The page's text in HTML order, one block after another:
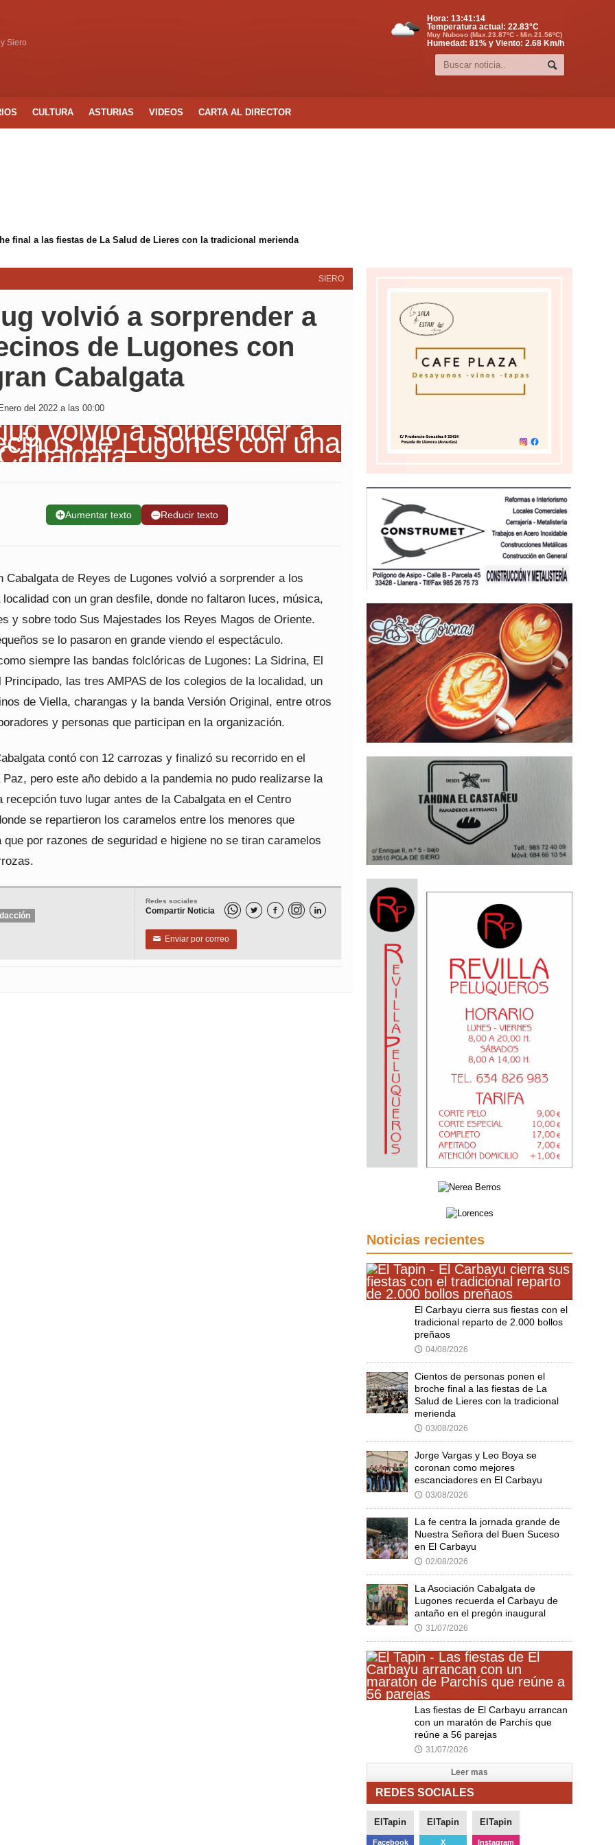
Siero
Hora: 13:41:15
Temperatura actual: 22.83°C
Muy Nuboso (Max.23.87ºC - Min.21.56ºC)
Humedad: 81% y Viento: 2.68 Km/h
CULTURA ASTURIAS VIDEOS CARTA AL DIRECTOR
final a las fiestas de La Salud de Lieres con la tradicional merienda
SIERO
volvió a sorprender a
de Lugones con
Cabalgata
del 2022 a las 00:00
➕Aumentar texto ➖Reducir texto
Cabalgata de Reyes de Lugones volvió a sorprender a los
con un gran desfile, donde no faltaron luces, música,
y sobre todo Sus Majestades los Reyes Magos de Oriente.
se lo pasaron en grande viendo el espectáculo.
siempre las bandas folclóricas de Lugones: La Sidrina, El
Principado, las tres AMPAS de los colegios de la localidad, un
de Viella, charangas y la banda Versión Original, entre otros
y personas que participan en la organización.
contó con 12 carrozas y finalizó su recorrido en el
Paz, pero este año debido a la pandemia no pudo realizarse la
recepción tuvo lugar antes de la Cabalgata en el Centro
se repartieron los caramelos entre los menores que
por razones de seguridad e higiene no se tiran caramelos
Redes sociales
Compartir Noticia   
✉ Enviar por correo
Noticias recientes
El Carbayu cierra sus fiestas con el
tradicional reparto de 2.000 bollos
preñaos
🕔 04/08/2026
Cientos de personas ponen el
broche final a las fiestas de La
Salud de Lieres con la tradicional
merienda
🕔 03/08/2026
Jorge Vargas y Leo Boya se
coronan como mejores
escanciadores en El Carbayu
🕔 03/08/2026
La fe centra la jornada grande de
Nuestra Señora del Buen Suceso
en El Carbayu
🕔 02/08/2026
La Asociación Cabalgata de
Lugones recuerda el Carbayu de
antaño en el pregón inaugural
🕔 31/07/2026
Las fiestas de El Carbayu arrancan
con un maratón de Parchís que
reúne a 56 parejas
🕔 31/07/2026
Leer mas
REDES SOCIALES
ElTapin
Facebook
ElTapin
X
ElTapin
Instagram